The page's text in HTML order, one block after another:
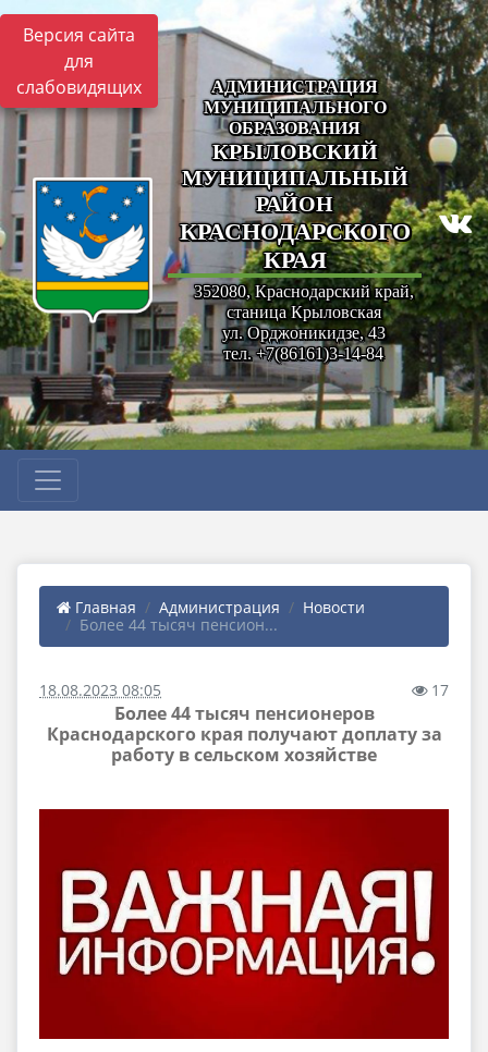
Версия сайта
для
слабовидящих
АДМИНИСТРАЦИЯ
МУНИЦИПАЛЬНОГО
ОБРАЗОВАНИЯ
КРЫЛОВСКИЙ
МУНИЦИПАЛЬНЫЙ
РАЙОН
КРАСНОДАРСКОГО
КРАЯ
352080, Краснодарский край,
станица Крыловская
ул. Орджоникидзе, 43
тел. +7(86161)3-14-84
Главная Администрация
Новости
Более 44 тысяч пенсион...
18.08.2023 08:05 17
Более 44 тысяч пенсионеров
Краснодарского края получают доплату за
работу в сельском хозяйстве